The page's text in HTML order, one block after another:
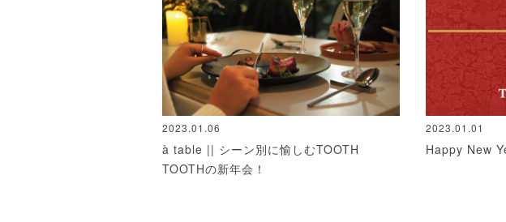
2023.01.06
à table || シーン別に愉しむTOOTH
TOOTHの新年会！
2023.01.01
Happy New